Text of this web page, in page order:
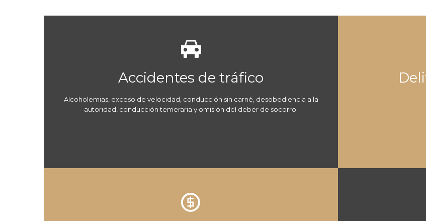

Accidentes de tráfico
Alcoholemias, exceso de velocidad, conducción sin carné, desobediencia a la
autoridad, conducción temeraria y omisión del deber de socorro.
